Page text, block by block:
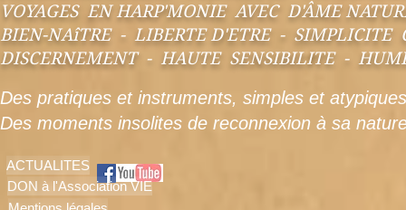
VOYAGES EN HARP'MONIE AVEC D'ÂME
BIEN-NAîTRE - LIBERTE D'ETRE - SIMPLICITE
DISCERNEMENT - HAUTE SENSIBILITE -
Des pratiques et instruments, simples et atypiques
Des moments insolites de reconnexion à sa
ACTUALITES
DON à l'Association VIE